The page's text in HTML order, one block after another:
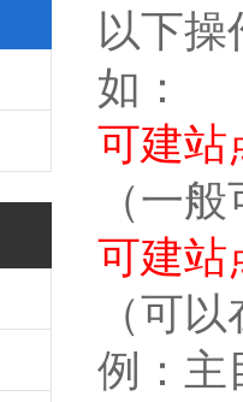
以下操
如：
可建站
（一
可建站
（可
例：主